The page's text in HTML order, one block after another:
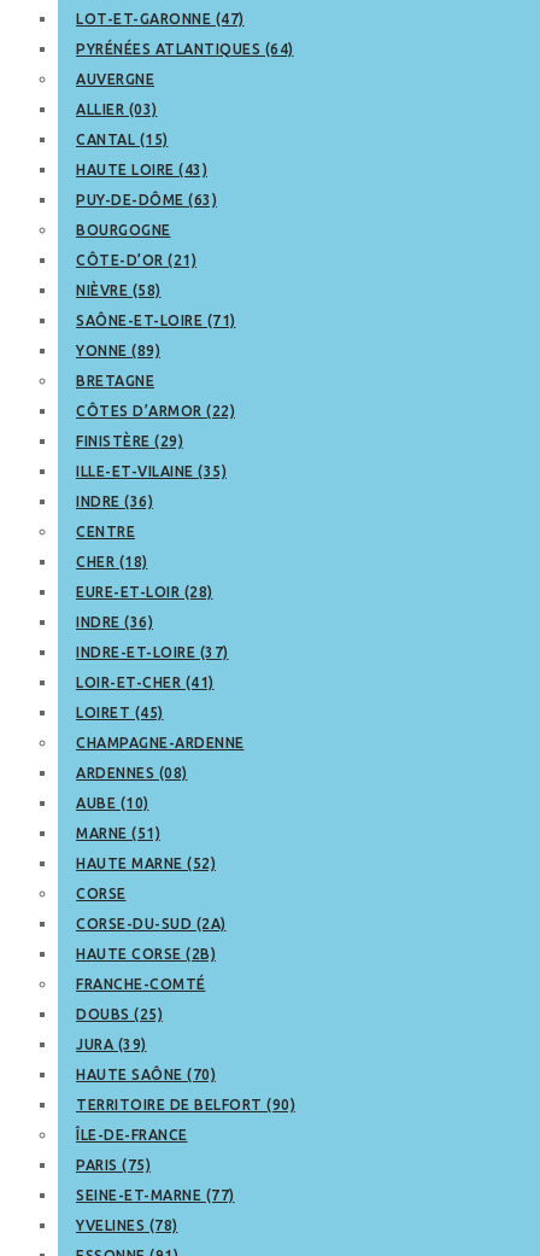
LOT-ET-GARONNE (47)
PYRÉNÉES ATLANTIQUES (64)
AUVERGNE
ALLIER (03)
CANTAL (15)
HAUTE LOIRE (43)
PUY-DE-DÔME (63)
BOURGOGNE
CÔTE-D’OR (21)
NIÈVRE (58)
SAÔNE-ET-LOIRE (71)
YONNE (89)
BRETAGNE
CÔTES D’ARMOR (22)
FINISTÈRE (29)
ILLE-ET-VILAINE (35)
INDRE (36)
CENTRE
CHER (18)
EURE-ET-LOIR (28)
INDRE (36)
INDRE-ET-LOIRE (37)
LOIR-ET-CHER (41)
LOIRET (45)
CHAMPAGNE-ARDENNE
ARDENNES (08)
AUBE (10)
MARNE (51)
HAUTE MARNE (52)
CORSE
CORSE-DU-SUD (2A)
HAUTE CORSE (2B)
FRANCHE-COMTÉ
DOUBS (25)
JURA (39)
HAUTE SAÔNE (70)
TERRITOIRE DE BELFORT (90)
ÎLE-DE-FRANCE
PARIS (75)
SEINE-ET-MARNE (77)
YVELINES (78)